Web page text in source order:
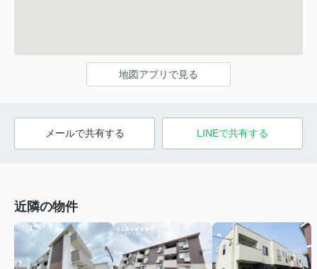
地図アプリで見る
メールで共有する LINEで共有する
近隣の物件